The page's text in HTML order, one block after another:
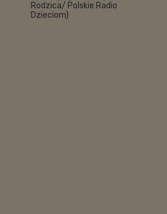
Rodzica/ Polskie Radio
Dzieciom)